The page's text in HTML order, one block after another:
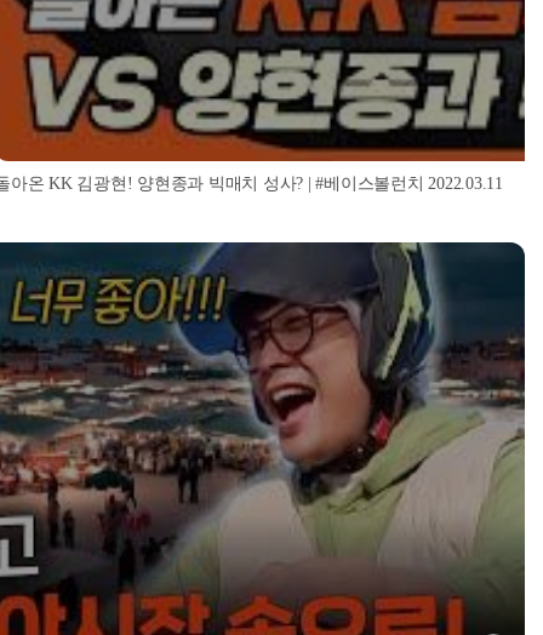
아온 KK 김광현! 양현종과 빅매치 성사? | #베이스볼런치 2022.03.11